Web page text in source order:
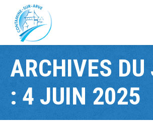
principal
ARCHIVES DU
: 4 JUIN 2025